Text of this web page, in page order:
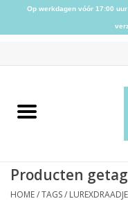
Home
Producten
HOME/TAGS/ LUREXDRAADJE
Op werkdagen vóór 17:00